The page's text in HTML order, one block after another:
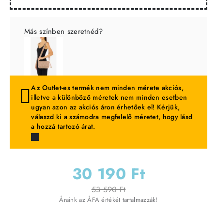
30 190 Ft
53 590 Ft
Áraink az ÁFA értékét tartalmazzák!
Más színben szeretnéd?
Az Outlet-es termék nem minden mérete akciós,
illetve a különböző méretek nem minden esetben
ugyan azon az akciós áron érhetőek el! Kérjük,
válaszd ki a számodra megfelelő méretet, hogy lásd
a hozzá tartozó árat.